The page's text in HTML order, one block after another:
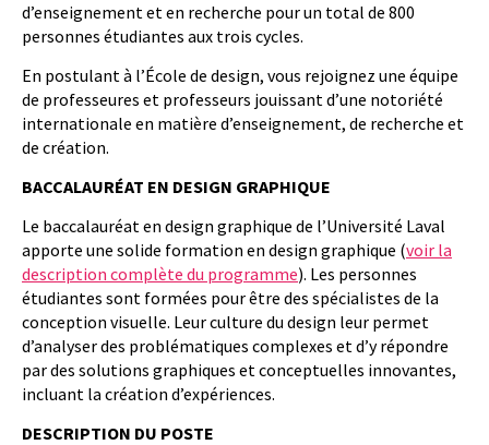
d’enseignement et en recherche pour un total de 800
personnes étudiantes aux trois cycles.
En postulant à l’École de design, vous rejoignez une équipe
de professeures et professeurs jouissant d’une notoriété
internationale en matière d’enseignement, de recherche et
de création.
BACCALAURÉAT EN DESIGN GRAPHIQUE
Le baccalauréat en design graphique de l’Université Laval
apporte une solide formation en design graphique (voir la
description complète du programme). Les personnes
étudiantes sont formées pour être des spécialistes de la
conception visuelle. Leur culture du design leur permet
d’analyser des problématiques complexes et d’y répondre
par des solutions graphiques et conceptuelles innovantes,
incluant la création d’expériences.
DESCRIPTION DU POSTE